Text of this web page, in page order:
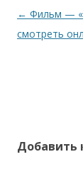
Навигация
по
← Фильм —
смотреть
Добавить